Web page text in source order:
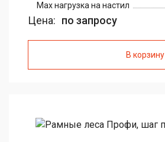
Max нагрузка на настил
Цена: по запросу
В корзину